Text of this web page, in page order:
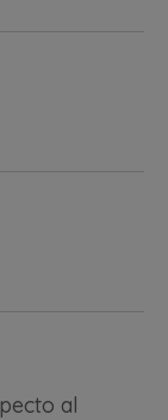
al